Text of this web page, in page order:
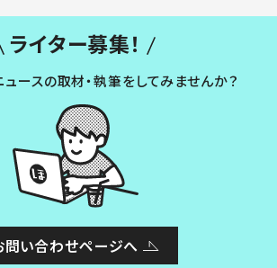
ライター募集！
ースの取材・執筆をしてみませんか？
問い合わせページへ